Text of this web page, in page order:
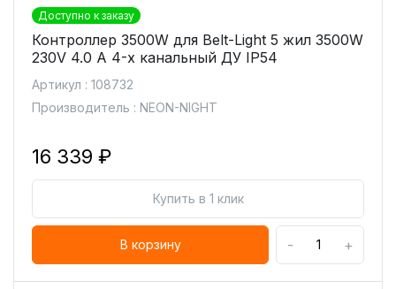
Доступно к заказу
Контроллер 3500W для Belt-Light 5 жил 3500W
230V 4.0 А 4-х канальный ДУ IP54
Артикул : 108732
Производитель : NEON-NIGHT
16 339 ₽
Купить в 1 клик
В корзину - +